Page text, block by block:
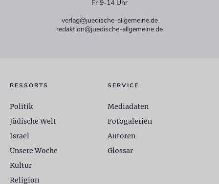
Fr 9-14 Uhr
verlag@juedische-allgemeine.de
redaktion@juedische-allgemeine.de
RESSORTS
Politik
Jüdische Welt
Israel
Unsere Woche
Kultur
Religion
SERVICE
Mediadaten
Fotogalerien
Autoren
Glossar